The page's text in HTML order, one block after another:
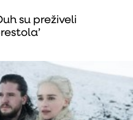
su preživeli